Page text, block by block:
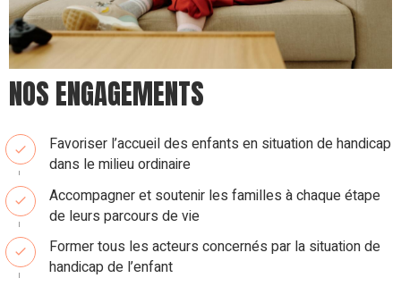
NOS ENGAGEMENTS
Favoriser l’accueil des enfants en situation de handicap
dans le milieu ordinaire
Accompagner et soutenir les familles à chaque étape
de leurs parcours de vie
Former tous les acteurs concernés par la situation de
handicap de l’enfant